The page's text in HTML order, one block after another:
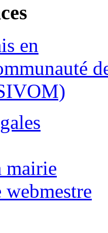
mairie